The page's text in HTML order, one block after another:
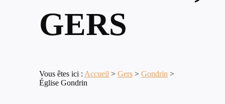
GERS
Vous êtes ici : Accueil > Gers > Gondrin >
Église Gondrin